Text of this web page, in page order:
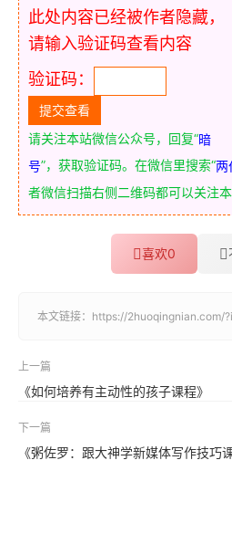
此处内容已经被作者隐藏，
请输入验证码查看内容
验证码：
请关注本站微信公众号，回复“暗
号”，获取验证码。在微信里搜索“两
者微信扫描右侧二维码都可以关注本
喜欢0
本文链接： https://2huoqingnian.com/
上一篇
《如何培养有主动性的孩子课程》
下一篇
《粥佐罗：跟大神学新媒体写作技巧